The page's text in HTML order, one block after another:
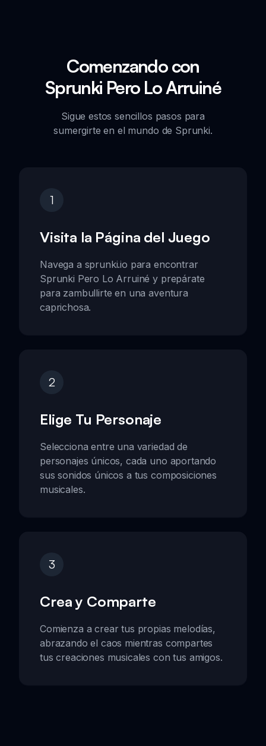
Comenzando con
Sprunki Pero Lo Arruiné
Sigue estos sencillos pasos para
sumergirte en el mundo de Sprunki.
1
Visita la Página del Juego
Navega a sprunki.io para encontrar
Sprunki Pero Lo Arruiné y prepárate
para zambullirte en una aventura
caprichosa.
2
Elige Tu Personaje
Selecciona entre una variedad de
personajes únicos, cada uno aportando
sus sonidos únicos a tus composiciones
musicales.
3
Crea y Comparte
Comienza a crear tus propias melodías,
abrazando el caos mientras compartes
tus creaciones musicales con tus amigos.